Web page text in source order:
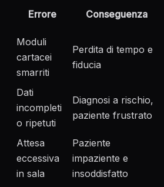
Errore Conseguenza
Moduli
cartacei
smarriti
Perdita di tempo e
fiducia
Dati
incompleti
o ripetuti
Diagnosi a rischio,
paziente frustrato
Attesa
eccessiva
in sala
Paziente
impaziente e
insoddisfatto